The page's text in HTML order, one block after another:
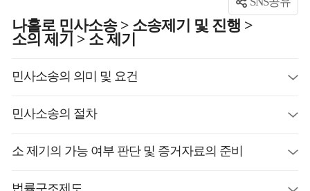
나홀로 민사소송 > 소송제기 및 진행 >
소의 제기 > 소 제기
민사소송의 의미 및 요건
민사소송의 절차
소 제기의 가능 여부 판단 및 증거자료의 준비
법률구조제도